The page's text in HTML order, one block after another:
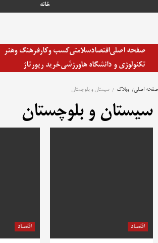
خانه
صفحه اصلیاقتصادسلامتیکسب وکارفرهنگ وهنر
تکنولوژی و دانشگاه هاورزشیخرید رپورتاژ
صفحه اصلی وبلاگ سیستان و بلوچستان
سیستان و بلوچستان
اقتصاد اقتصاد